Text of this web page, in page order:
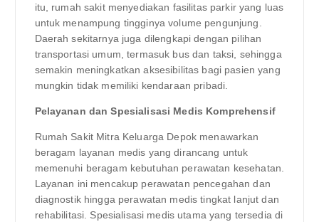
itu, rumah sakit menyediakan fasilitas parkir yang luas
untuk menampung tingginya volume pengunjung.
Daerah sekitarnya juga dilengkapi dengan pilihan
transportasi umum, termasuk bus dan taksi, sehingga
semakin meningkatkan aksesibilitas bagi pasien yang
mungkin tidak memiliki kendaraan pribadi.
Pelayanan dan Spesialisasi Medis Komprehensif
Rumah Sakit Mitra Keluarga Depok menawarkan
beragam layanan medis yang dirancang untuk
memenuhi beragam kebutuhan perawatan kesehatan.
Layanan ini mencakup perawatan pencegahan dan
diagnostik hingga perawatan medis tingkat lanjut dan
rehabilitasi. Spesialisasi medis utama yang tersedia di